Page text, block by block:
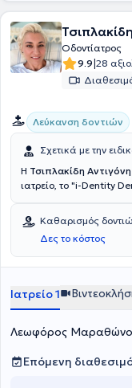
Οδοντίατρος
9.9|28
Λεύκανση δοντιών
Σχετικά με την
Η Τσιπλακίδη Αντιγόνη
ιατρείο, το "i-Dentity
Βερολίνου και έχει
στην Αθήνα. Υλοποίησε
προσφέρει άριστη
της Νέας Μάκρης,
περιβάλλον για τον
ενδιαφέρεται για
αγγλικά.
Καθαρισμός
Δες το κόστος
Ιατρείο 1
Λεωφόρος
Επόμενη